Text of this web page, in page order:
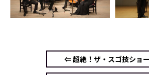
⇐ 超絶！ザ・スゴ技ショ